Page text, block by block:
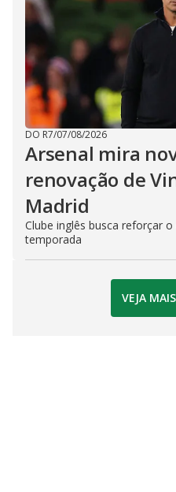
DO R7/07/08/2026
Arsenal mira
renovação de
Madrid
Clube inglês busca reforçar
temporada
VEJA